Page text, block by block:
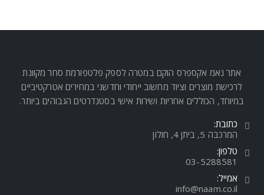
אתר נאמ אקספרס הוקם במטרה לספק פלטפורמת סחר מקוונת
לרכישת מוצרים וציוד מחשוב ייחודי וחדשני במחירים אטרקטיביים
במיוחד, הכוללים אחריות ושירות אישי בסטנדרטים הגבוהים ביותר.
כתובת:
המרכבה 5, ביתן 4, חולון
טלפון:
03-5288581
אמייל:
info@naam.co.il